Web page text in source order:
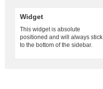
Widget
This widget is absolute
positioned and will always stick
to the bottom of the sidebar.